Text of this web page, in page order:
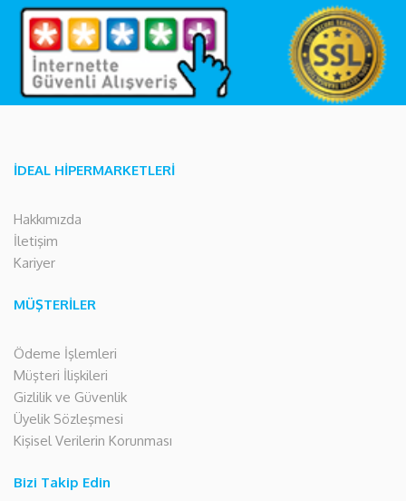
İDEAL HİPERMARKETLERİ
Hakkımızda
İletişim
Kariyer
MÜŞTERİLER
Ödeme İşlemleri
Müşteri İlişkileri
Gizlilik ve Güvenlik
Üyelik Sözleşmesi
Kişisel Verilerin Korunması
Bizi Takip Edin